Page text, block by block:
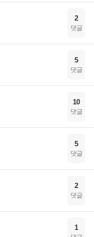
2
댓글
5
댓글
10
댓글
5
댓글
2
댓글
1